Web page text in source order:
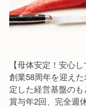
【母体安定！安心
創業58周年を迎え
定した経営基盤のも
賞与年2回、完全週